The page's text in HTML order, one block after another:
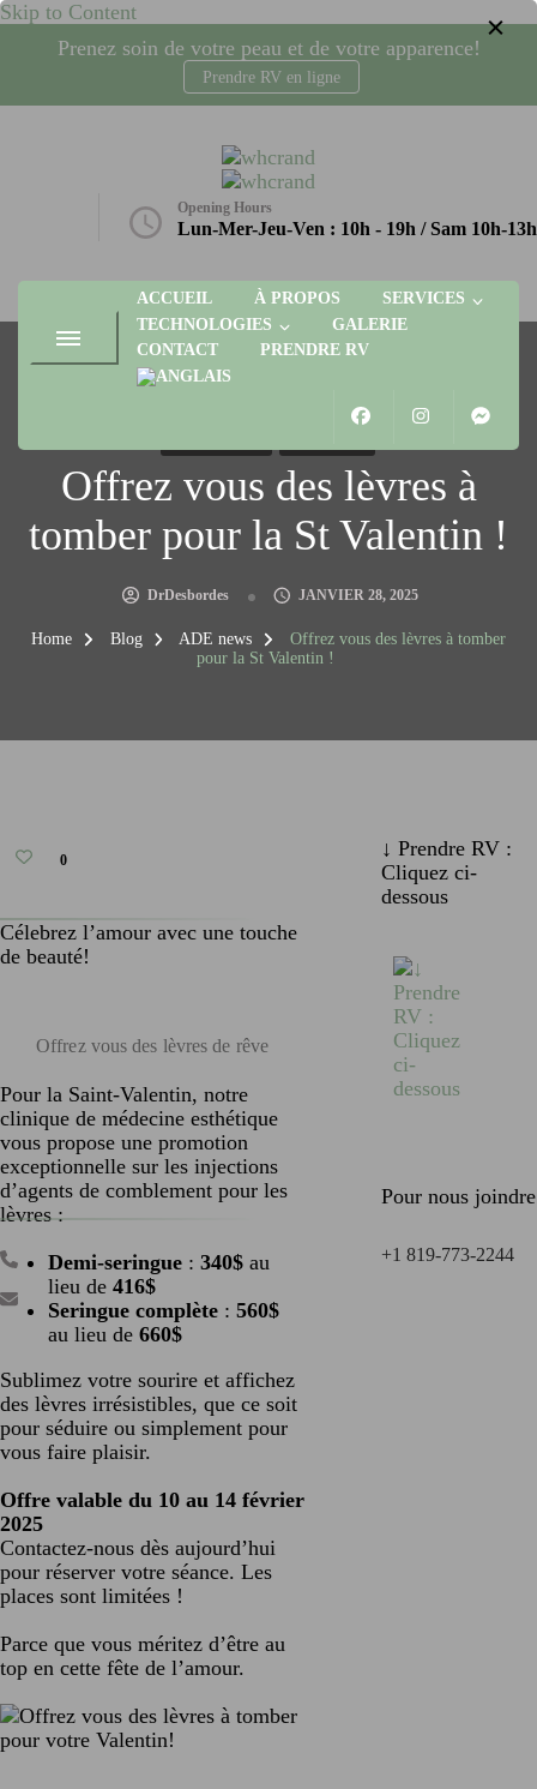
Skip to Content
Prenez soin de votre peau et de votre apparence!
Prendre RV en ligne
whcrand
Injections Botox, fillers, visage, technologies microneedling, laser,
radio-fréquence. Gatineau, Plateau AGORA
Opening Hours
Lun-Mer-Jeu-Ven : 10h - 19h / Sam 10h-13h
ACCUEIL À PROPOS
SERVICES
TECHNOLOGIES
GALERIE
CONTACT
PRENDRE RV
Offrez vous des lèvres à
tomber pour la St Valentin !
DrDesbordes JANVIER 28, 2025
Home Blog ADE news
Offrez vous des lèvres à tomber
pour la St Valentin !
0
Célebrez l’amour avec une touche
de beauté!
Offrez vous des lèvres de rêve
Pour la Saint-Valentin, notre
clinique de médecine esthétique
vous propose une promotion
exceptionnelle sur les injections
d’agents de comblement pour les
lèvres :
Demi-seringue : 340$ au
lieu de 416$
Seringue complète : 560$
au lieu de 660$
Sublimez votre sourire et affichez
des lèvres irrésistibles, que ce soit
pour séduire ou simplement pour
vous faire plaisir.
Offre valable du 10 au 14 février
2025
Contactez-nous dès aujourd’hui
pour réserver votre séance. Les
places sont limitées !
Parce que vous méritez d’être au
top en cette fête de l’amour.
↓ Prendre RV :
Cliquez ci-
dessous
Pour nous joindre
+1 819-773-2244